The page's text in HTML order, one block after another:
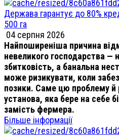
Держава гарантує до 80%
500 га
04 серпня 2026
Найпоширеніша причина
невеликого господарства —
збитковість, а банальна
може ризикувати, коли
позики. Саме цю проблему й
установа, яка бере на себе
замість фермера.
Більше інформації